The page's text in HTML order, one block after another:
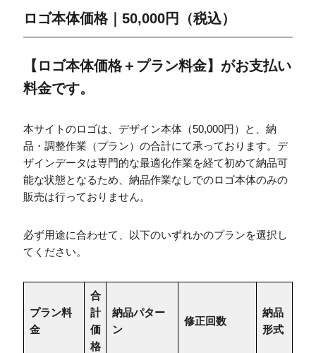
ロゴ本体価格｜50,000円（税込）
【ロゴ本体価格＋プラン料金】がお支払い
料金です。
本サイトのロゴは、デザイン本体（50,000円）と、納
品・調整作業（プラン）の合計にて承っております。デ
ザインデータは専門的な最適化作業を経て初めて納品可
能な状態となるため、納品作業なしでのロゴ本体のみの
販売は行っておりません。
必ず用途に合わせて、以下のいずれかのプランを選択し
てください。
プラン料
金
合
計
価
格
納品パター
ン
修正回数
納品
形式